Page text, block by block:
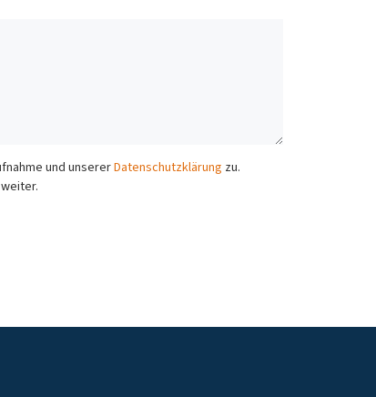
und unsererDatenschutzklärung zu.